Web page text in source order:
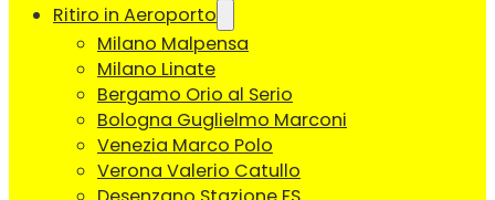
Ritiro in Aeroporto
Milano Malpensa
Milano Linate
Bergamo Orio al Serio
Bologna Guglielmo Marconi
Venezia Marco Polo
Verona Valerio Catullo